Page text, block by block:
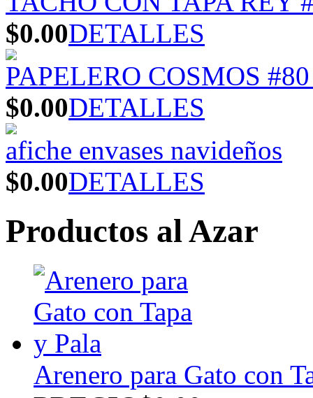
$0.00DETALLES
PAPELERO COSMOS
$0.00DETALLES
afiche envases navideños
$0.00DETALLES
Productos al Azar
Arenero para Gato con